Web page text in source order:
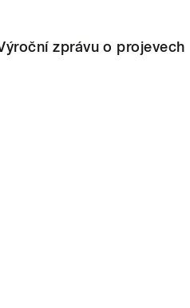
zprávu o projevech